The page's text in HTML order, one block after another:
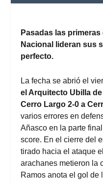
Pasadas las
Nacional lideran sus
perfecto.
La fecha se abrió el
el Arquitecto Ubilla
Cerro Largo 2-0 a
varios errores en
Añasco en la parte
score. En el cierre del
tirado hacia el ataque
arachanes metieron la
Ramos anota el gol de